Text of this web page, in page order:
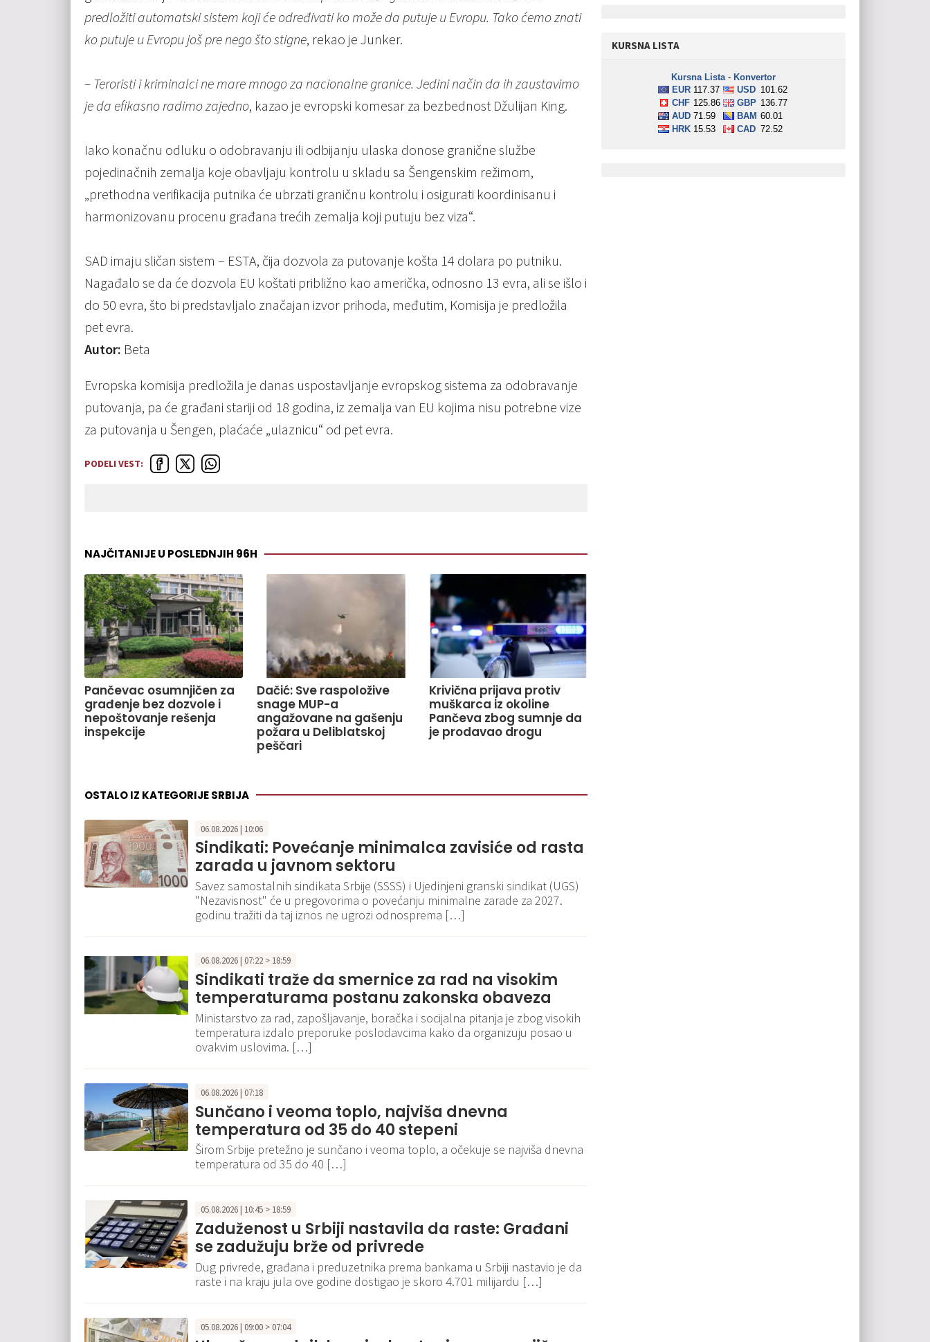
predložiti automatski sistem koji će određivati ko može da putuje u Evropu. Tako ćemo znati
ko putuje u Evropu još pre nego što stigne, rekao je Junker.
– Teroristi i kriminalci ne mare mnogo za nacionalne granice. Jedini način da ih zaustavimo
je da efikasno radimo zajedno, kazao je evropski komesar za bezbednost Džulijan King.
Iako konačnu odluku o odobravanju ili odbijanju ulaska donose granične službe
pojedinačnih zemalja koje obavljaju kontrolu u skladu sa Šengenskim režimom,
„prethodna verifikacija putnika će ubrzati graničnu kontrolu i osigurati koordinisanu i
harmonizovanu procenu građana trećih zemalja koji putuju bez viza“.
SAD imaju sličan sistem – ESTA, čija dozvola za putovanje košta 14 dolara po putniku.
Nagađalo se da će dozvola EU koštati približno kao američka, odnosno 13 evra, ali se išlo i
do 50 evra, što bi predstavljalo značajan izvor prihoda, međutim, Komisija je predložila
pet evra.
Autor: Beta
Evropska komisija predložila je danas uspostavljanje evropskog sistema za odobravanje
putovanja, pa će građani stariji od 18 godina, iz zemalja van EU kojima nisu potrebne vize
za putovanja u Šengen, plaćaće „ulaznicu“ od pet evra.
PODELI VEST:
NAJČITANIJE U POSLEDNJIH 96H
Pančevac osumnjičen za
građenje bez dozvole i
nepoštovanje rešenja
inspekcije
Dačić: Sve raspoložive
snage MUP-a
angažovane na gašenju
požara u Deliblatskoj
peščari
Krivična prijava protiv
muškarca iz okoline
Pančeva zbog sumnje da
je prodavao drogu
OSTALO IZ KATEGORIJE SRBIJA
06.08.2026 | 10:06
Sindikati: Povećanje minimalca zavisiće od rasta
zarada u javnom sektoru
Savez samostalnih sindikata Srbije (SSSS) i Ujedinjeni granski sindikat (UGS)
"Nezavisnost" će u pregovorima o povećanju minimalne zarade za 2027.
godinu tražiti da taj iznos ne ugrozi odnosprema […]
06.08.2026 | 07:22 > 18:59
Sindikati traže da smernice za rad na visokim
temperaturama postanu zakonska obaveza
Ministarstvo za rad, zapošljavanje, boračka i socijalna pitanja je zbog visokih
temperatura izdalo preporuke poslodavcima kako da organizuju posao u
ovakvim uslovima. […]
06.08.2026 | 07:18
Sunčano i veoma toplo, najviša dnevna
temperatura od 35 do 40 stepeni
Širom Srbije pretežno je sunčano i veoma toplo, a očekuje se najviša dnevna
temperatura od 35 do 40 […]
05.08.2026 | 10:45 > 18:59
Zaduženost u Srbiji nastavila da raste: Građani
se zadužuju brže od privrede
Dug privrede, građana i preduzetnika prema bankama u Srbiji nastavio je da
raste i na kraju jula ove godine dostigao je skoro 4.701 milijardu […]
05.08.2026 | 09:00 > 07:04
KURSNA LISTA